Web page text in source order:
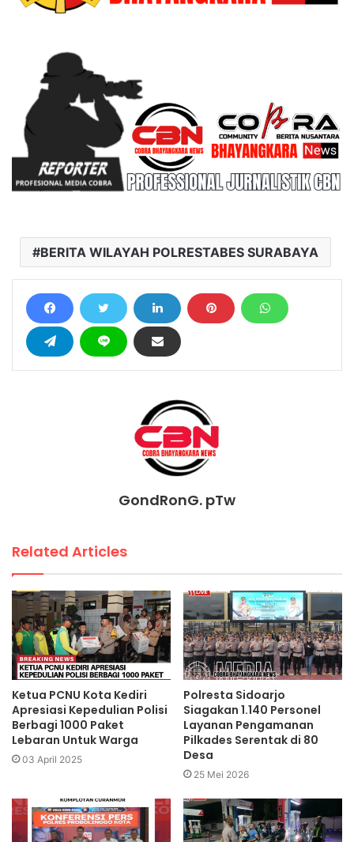
BERITA WILAYAH POLRESTABES SURABAYA
GondRonG. pTw
Related Articles
Ketua PCNU Kota Kediri
Apresiasi Kepedulian Polisi
Berbagi 1000 Paket
Lebaran Untuk Warga
03 April 2025
Polresta Sidoarjo
Siagakan 1.140 Personel
Layanan Pengamanan
Pilkades Serentak di 80
Desa
25 Mei 2026